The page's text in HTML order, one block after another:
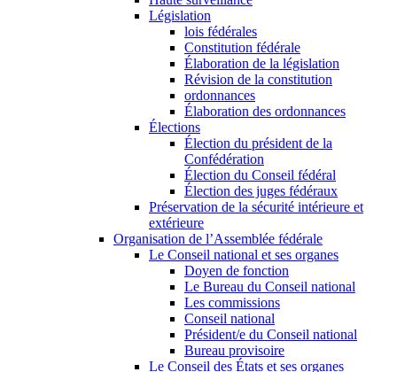
Législation
lois fédérales
Constitution fédérale
Élaboration de la législation
Révision de la constitution
ordonnances
Élaboration des ordonnances
Élections
Élection du président de la
Confédération
Élection du Conseil fédéral
Élection des juges fédéraux
Préservation de la sécurité intérieure et
extérieure
Organisation de l’Assemblée fédérale
Le Conseil national et ses organes
Doyen de fonction
Le Bureau du Conseil national
Les commissions
Conseil national
Président/e du Conseil national
Bureau provisoire
Le Conseil des États et ses organes